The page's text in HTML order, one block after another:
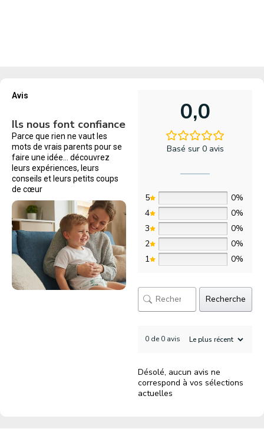
Avis
Ils nous font confiance
Parce que rien ne vaut les
mots de vrais parents pour se
faire une idée… découvrez
leurs expériences, leurs
conseils et leurs petits coups
de cœur
0,0
Basé sur 0 avis
5
0%
4
0%
3
0%
2
0%
1
0%
Recherche
0 de 0 avis
Désolé, aucun avis ne
correspond à vos sélections
actuelles